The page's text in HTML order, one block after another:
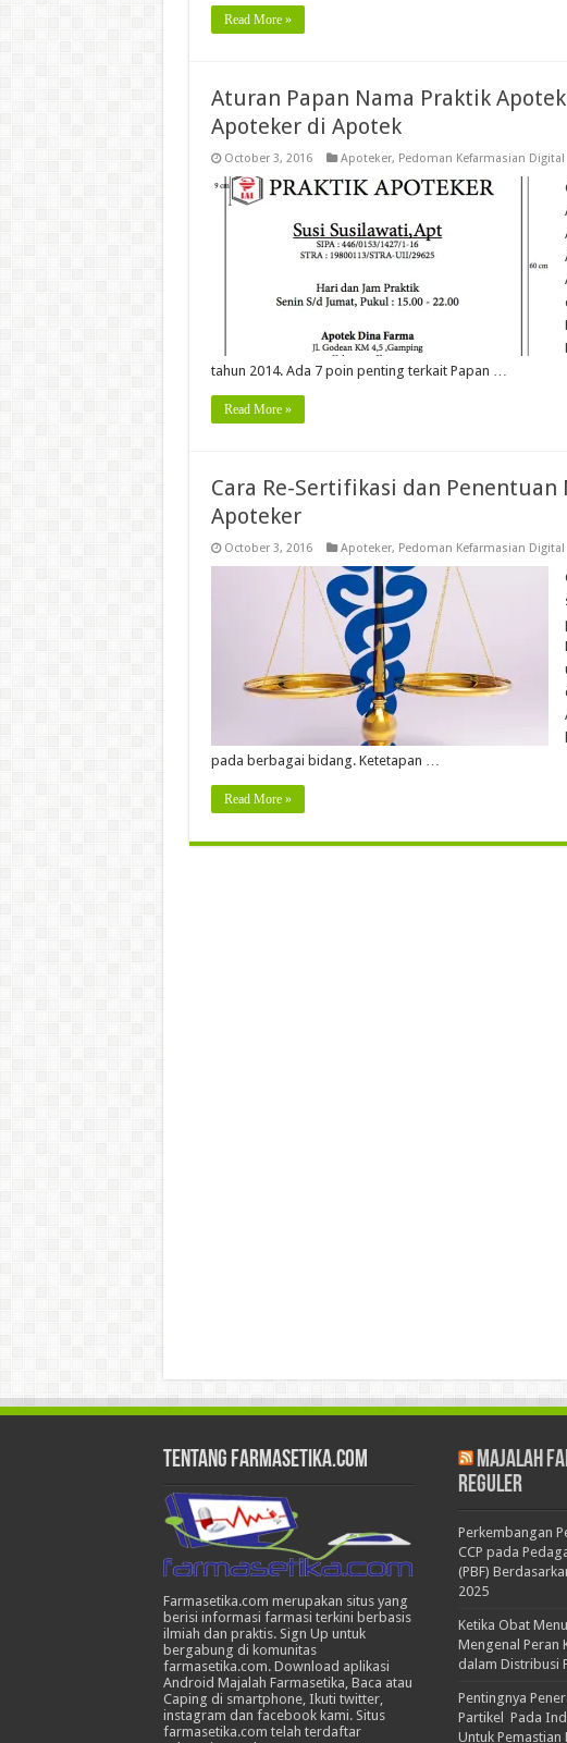
Read More »
Aturan Papan Nama Praktik
Apoteker di Apotek
October 3, 2016 Apoteker, Pedoman Kefarmasian Digital
tahun 2014. Ada 7 poin penting terkait Papan …
Read More »
Cara Re-Sertifikasi dan
Apoteker
October 3, 2016 Apoteker, Pedoman Kefarmasian Digital
pada berbagai bidang. Ketetapan …
Read More »
Tentang Farmasetika.com
Farmasetika.com merupakan situs yang
berisi informasi farmasi terkini berbasis
ilmiah dan praktis. Sign Up untuk
bergabung di komunitas
farmasetika.com. Download aplikasi
Android Majalah Farmasetika, Baca atau
Caping di smartphone, Ikuti twitter,
instagram dan facebook kami. Situs
farmasetika.com telah terdaftar
Majalah
Reguler
Perkembangan
CCP pada
(PBF)
2025
Ketika Obat
Mengenal Peran
dalam Distribusi
Pentingnya
Partikel Pada
Untuk Pemastian